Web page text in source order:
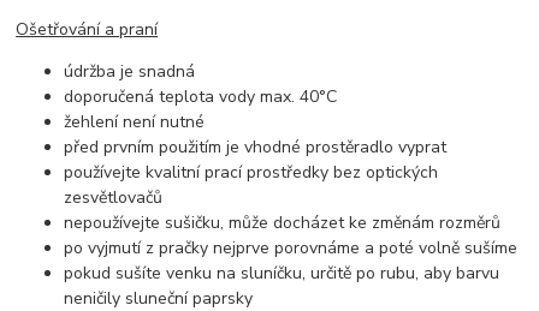
Ošetřování a praní
údržba je snadná
doporučená teplota vody max. 40°C
žehlení není nutné
před prvním použitím je vhodné prostěradlo vyprat
používejte kvalitní prací prostředky bez optických
zesvětlovačů
nepoužívejte sušičku, může docházet ke změnám rozměrů
po vyjmutí z pračky nejprve porovnáme a poté volně sušíme
pokud sušíte venku na sluníčku, určitě po rubu, aby barvu
neničily sluneční paprsky